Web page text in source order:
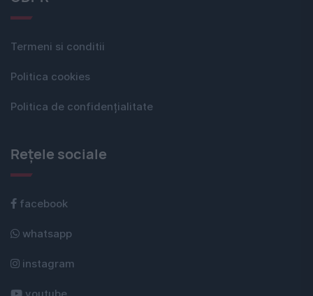
Termeni si conditii
Politica cookies
Politica de confidențialitate
Rețele sociale
facebook
whatsapp
instagram